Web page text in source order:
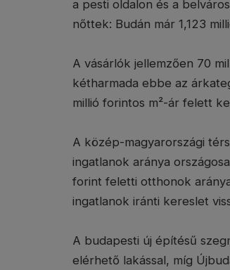
a pesti oldalon és a
nőttek: Budán már 1,123
A vásárlók jellemzően 70
kétharmada ebbe az
millió forintos m²-ár felett
A közép-magyarországi
ingatlanok aránya
forint feletti otthonok
ingatlanok iránti kereslet
A budapesti új építésű
elérhető lakással, míg